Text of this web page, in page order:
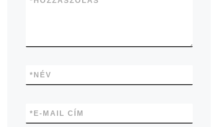
NÉV
*
E-MAIL CÍM
*